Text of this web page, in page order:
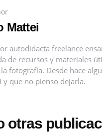
Mattei
autodidacta freelance
de recursos y materiales
fotografía. Desde hace
y que no pienso dejarla.
otras